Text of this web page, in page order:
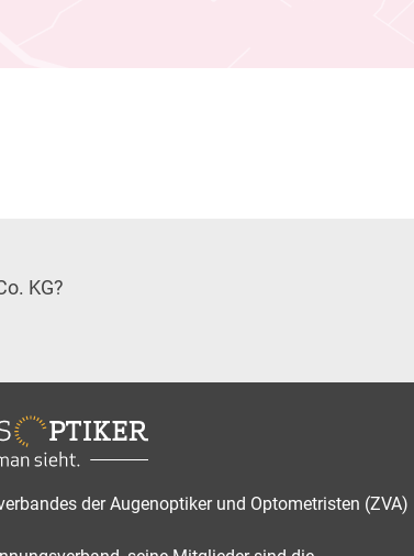
KG?
der Augenoptiker und Optometristen (ZVA)